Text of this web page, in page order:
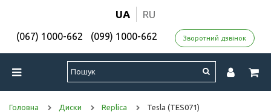
UA RU
(067) 1000-662 (099) 1000-662 Зворотний дзвінок
Головна Диски Replica Tesla (TES071)